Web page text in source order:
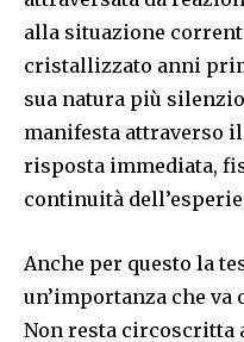
alla situazione
cristallizzato anni
sua natura più
manifesta attraverso
risposta immediata,
continuità
Anche per questo la
un’importanza che
Non resta circoscritta